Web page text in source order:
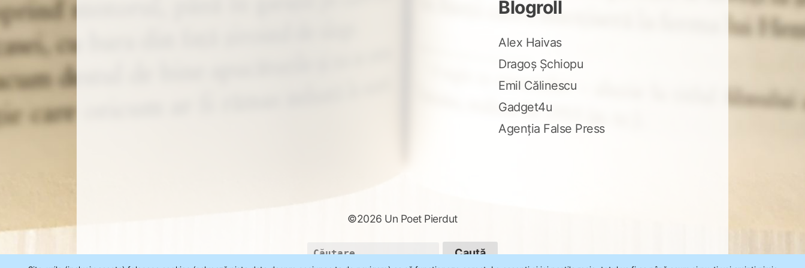
Blogroll
Alex Haivas
Dragoș Șchiopu
Emil Călinescu
Gadget4u
Agenția False Press
©2026 Un Poet Pierdut
Caută